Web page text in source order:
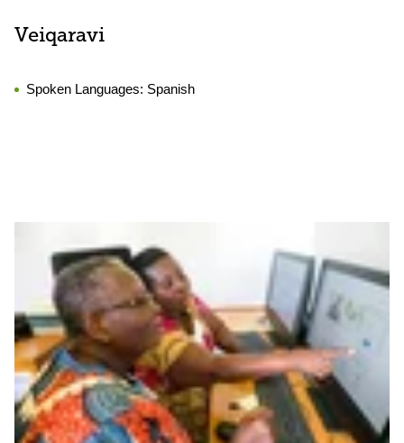
Veiqaravi
Spoken Languages: Spanish